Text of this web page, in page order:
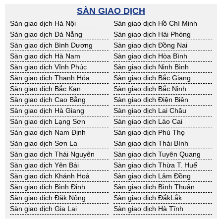
BĐS khác Ninh Thuận
BĐS khác Phú Yên
BĐS khác Quảng Bình
BĐS khác Quảng Nam
BĐS khác Quảng Ngãi
BĐS khác Bà Rịa - VT
BĐS khác Cần Thơ
BĐS khác An Giang
BĐS khác Bạc Liêu
BĐS khác Bến Tre
BĐS khác Bình Phước
BĐS khác Cà Mau
BĐS khác Đồng Tháp
BĐS khác Hậu Giang
BĐS khác Kiên Giang
BĐS khác Long An
BĐS khác Sóc Trăng
BĐS khác Tây Ninh
BĐS khác Tiền Giang
BĐS khác Trà Vinh
BĐS khác Vĩnh Long
BĐS khác Hải Dương
BĐS khác Hưng Yên
BĐS khác Quảng Ninh
SÀN GIAO DỊCH
Sàn giao dịch Hà Nội
Sàn giao dịch Hồ Chí Minh
Sàn giao dịch Đà Nẵng
Sàn giao dịch Hải Phòng
Sàn giao dịch Bình Dương
Sàn giao dịch Đồng Nai
Sàn giao dịch Hà Nam
Sàn giao dịch Hòa Bình
Sàn giao dịch Vĩnh Phúc
Sàn giao dịch Ninh Bình
Sàn giao dịch Thanh Hóa
Sàn giao dịch Bắc Giang
Sàn giao dịch Bắc Kạn
Sàn giao dịch Bắc Ninh
Sàn giao dịch Cao Bằng
Sàn giao dịch Điện Biên
Sàn giao dịch Hà Giang
Sàn giao dịch Lai Châu
Sàn giao dịch Lạng Sơn
Sàn giao dịch Lào Cai
Sàn giao dịch Nam Định
Sàn giao dịch Phú Thọ
Sàn giao dịch Sơn La
Sàn giao dịch Thái Bình
Sàn giao dịch Thái Nguyên
Sàn giao dịch Tuyên Quang
Sàn giao dịch Yên Bái
Sàn giao dịch Thừa T. Huế
Sàn giao dịch Khánh Hoà
Sàn giao dịch Lâm Đồng
Sàn giao dịch Bình Định
Sàn giao dịch Bình Thuận
Sàn giao dịch Đăk Nông
Sàn giao dịch ĐắkLắk
Sàn giao dịch Gia Lai
Sàn giao dịch Hà Tĩnh